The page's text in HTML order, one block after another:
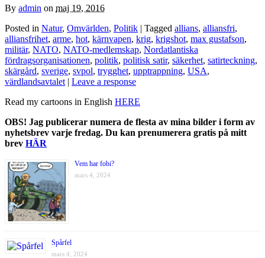
By admin on maj 19, 2016
Posted in Natur, Omvärlden, Politik | Tagged allians, alliansfri,
alliansfrihet, arme, hot, kärnvapen, krig, krigshot, max gustafson,
militär, NATO, NATO-medlemskap, Nordatlantiska
fördragsorganisationen, politik, politisk satir, säkerhet, satirteckning,
skärgård, sverige, svpol, trygghet, upptrappning, USA,
värdlandsavtalet | Leave a response
Read my cartoons in English HERE
OBS! Jag publicerar numera de flesta av mina bilder i form av
nyhetsbrev varje fredag. Du kan prenumerera gratis på mitt
brev HÄR
Vem har fobi?
mars 4, 2024
Spårfel
mars 4, 2024